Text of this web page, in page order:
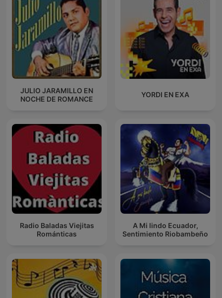
JULIO JARAMILLO EN
NOCHE DE ROMANCE
YORDI EN EXA
Radio Baladas Viejitas
Románticas
A Mi lindo Ecuador,
Sentimiento Riobambeño